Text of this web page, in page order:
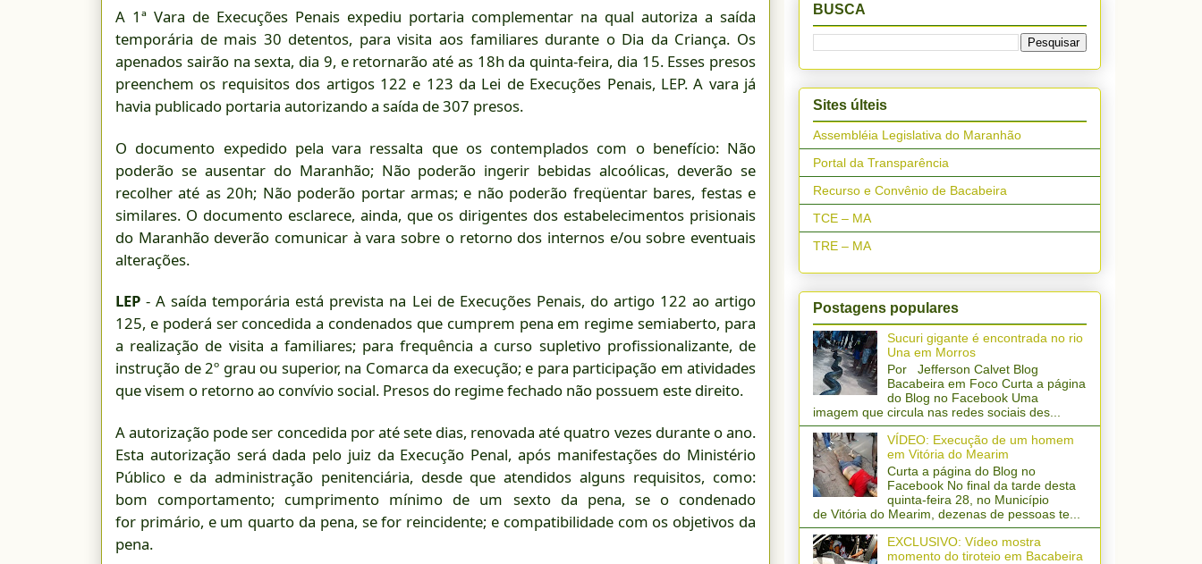
A 1ª Vara de Execuções Penais expediu portaria complementar na qual autoriza a saída
temporária de mais 30 detentos, para visita aos familiares durante o Dia da Criança. Os
apenados sairão na sexta, dia 9, e retornarão até as 18h da quinta-feira, dia 15. Esses presos
preenchem os requisitos dos artigos 122 e 123 da Lei de Execuções Penais, LEP. A vara já
havia publicado portaria autorizando a saída de 307 presos.
O documento expedido pela vara ressalta que os contemplados com o benefício: Não
poderão se ausentar do Maranhão; Não poderão ingerir bebidas alcoólicas, deverão se
recolher até as 20h; Não poderão portar armas; e não poderão freqüentar bares, festas e
similares. O documento esclarece, ainda, que os dirigentes dos estabelecimentos prisionais
do Maranhão deverão comunicar à vara sobre o retorno dos internos e/ou sobre eventuais
alterações.
LEP - A saída temporária está prevista na Lei de Execuções Penais, do artigo 122 ao artigo
125, e poderá ser concedida a condenados que cumprem pena em regime semiaberto, para
a realização de visita a familiares; para frequência a curso supletivo profissionalizante, de
instrução de 2º grau ou superior, na Comarca da execução; e para participação em atividades
que visem o retorno ao convívio social. Presos do regime fechado não possuem este direito.
A autorização pode ser concedida por até sete dias, renovada até quatro vezes durante o ano.
Esta autorização será dada pelo juiz da Execução Penal, após manifestações do Ministério
Público e da administração penitenciária, desde que atendidos alguns requisitos, como:
bom comportamento; cumprimento mínimo de um sexto da pena, se o condenado
for primário, e um quarto da pena, se for reincidente; e compatibilidade com os objetivos da
pena.
BUSCA
Sites últeis
Assembléia Legislativa do Maranhão
Portal da Transparência
Recurso e Convênio de Bacabeira
TCE – MA
TRE – MA
Postagens populares
Sucuri gigante é encontrada no rio
Una em Morros
Por Jefferson Calvet Blog
Bacabeira em Foco Curta a página
do Blog no Facebook Uma
imagem que circula nas redes sociais des...
VÍDEO: Execução de um homem
em Vitória do Mearim
Curta a página do Blog no
Facebook No final da tarde desta
quinta-feira 28, no Município
de Vitória do Mearim, dezenas de pessoas te...
EXCLUSIVO: Vídeo mostra
momento do tiroteio em Bacabeira